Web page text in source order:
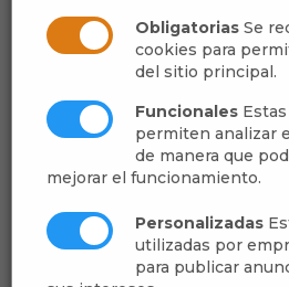
Obligatorias Se
cookies para
del sitio principal.
Funcionales
permiten analizar
de manera que
mejorar el funcionamiento.
Personalizadas
utilizadas por
para publicar
archivan en el histórico,
Anuncios de Pleno. Por
sesiones del mes de
el año siguiente.
2025